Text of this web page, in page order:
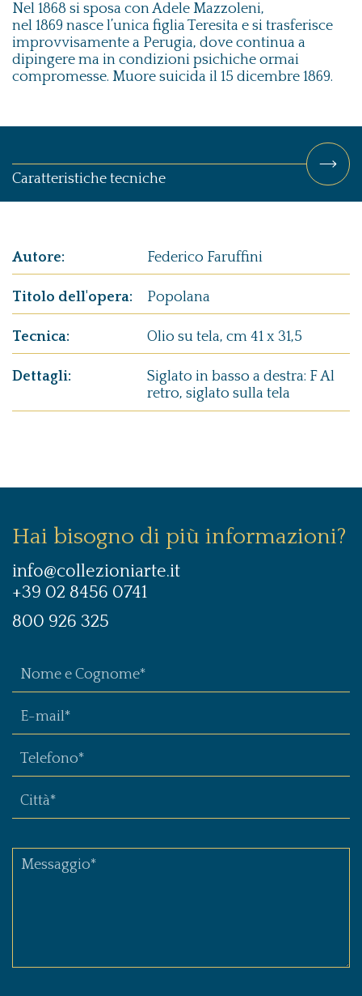
Nel 1868 si sposa con Adele Mazzoleni,
nel 1869 nasce l’unica figlia Teresita e si trasferisce
improvvisamente a Perugia, dove continua a
dipingere ma in condizioni psichiche ormai
compromesse. Muore suicida il 15 dicembre 1869.
Caratteristiche tecniche
Autore: Federico Faruffini
Titolo dell'opera: Popolana
Tecnica: Olio su tela, cm 41 x 31,5
Dettagli:
Siglato in basso a destra: F Al
retro, siglato sulla tela
Hai bisogno di più informazioni?
info@collezioniarte.it
+39 02 8456 0741
800 926 325